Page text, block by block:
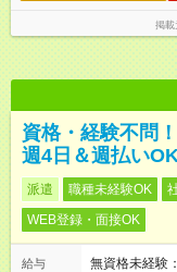
掲載
資格・経験不問
週4日＆週払い
派遣 職種未経験OK
WEB登録・面接OK
給与
無資格未経験